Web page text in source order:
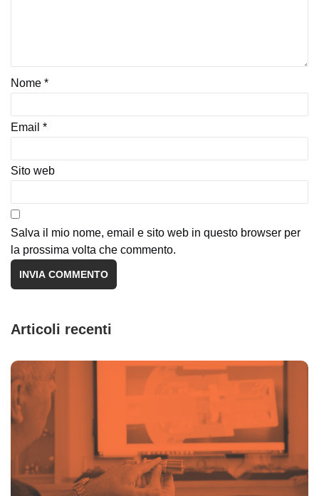
Nome *
Email *
Sito web
Salva il mio nome, email e sito web in questo browser per
la prossima volta che commento.
Articoli recenti